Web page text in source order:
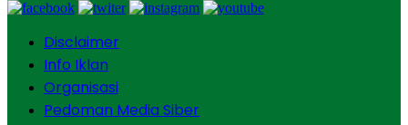
Disclaimer
Info Iklan
Organisasi
Pedoman Media Siber